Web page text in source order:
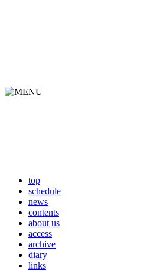
top
schedule
news
contents
about us
access
archive
diary
links